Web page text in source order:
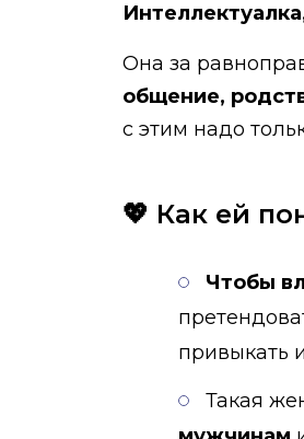
Она за
общение,
с этим надо
💖 Как ей
Чтобы
привыкать
Такая